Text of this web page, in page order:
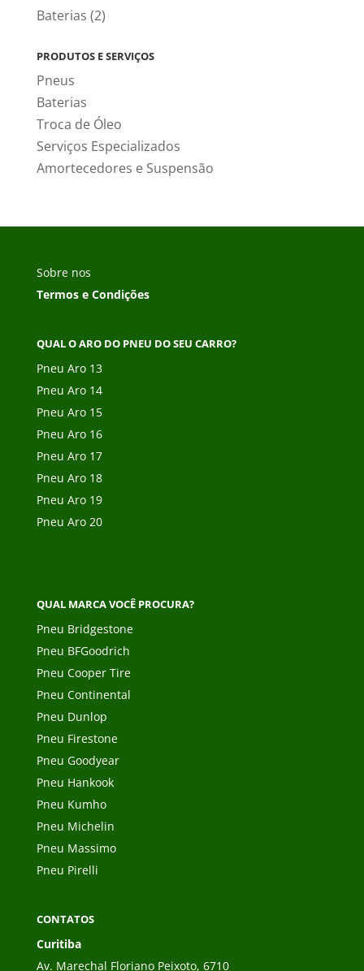
Baterias (2)
PRODUTOS E SERVIÇOS
Pneus
Baterias
Troca de Óleo
Serviços Especializados
Amortecedores e Suspensão
Sobre nos
Termos e Condições
QUAL O ARO DO PNEU DO SEU CARRO?
Pneu Aro 13
Pneu Aro 14
Pneu Aro 15
Pneu Aro 16
Pneu Aro 17
Pneu Aro 18
Pneu Aro 19
Pneu Aro 20
QUAL MARCA VOCÊ PROCURA?
Pneu Bridgestone
Pneu BFGoodrich
Pneu Cooper Tire
Pneu Continental
Pneu Dunlop
Pneu Firestone
Pneu Goodyear
Pneu Hankook
Pneu Kumho
Pneu Michelin
Pneu Massimo
Pneu Pirelli
CONTATOS
Curitiba
Av. Marechal Floriano Peixoto, 6710